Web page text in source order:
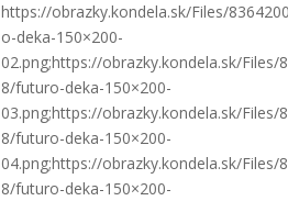
https://obrazky.kondela.sk/Files/
o-deka-150×200-
02.png;https://obrazky.kondela.sk/Files/
8/futuro-deka-150×200-
03.png;https://obrazky.kondela.sk/Files/
8/futuro-deka-150×200-
04.png;https://obrazky.kondela.sk/Files/
8/futuro-deka-150×200-